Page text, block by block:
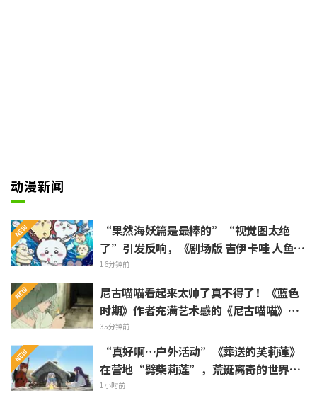
动漫新闻
“果然海妖篇是最棒的”“视觉图太绝
了”引发反响，《剧场版 吉伊卡哇 人鱼岛
的秘密》今日7月24日上映
16分钟前
尼古喵喵看起来太帅了真不得了！《蓝色
时期》作者充满艺术感的《尼古喵喵》插
画被赞“说不定真能在艺大见到”
35分钟前
“真好啊…户外活动”《葬送的芙莉莲》
在营地“劈柴莉莲”，荒诞离奇的世界观
引发“每天都很充实呢”的反响
1小时前